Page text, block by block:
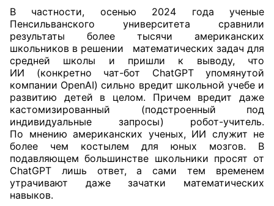
В частности, осенью 2024 года ученые
Пенсильванского университета сравнили
результаты более тысячи американских
школьников в решении
математических задач для
средней школы и пришли к выводу, что
ИИ (конкретно чат-бот ChatGPT упомянутой
компании OpenAI) сильно вредит школьной учебе и
развитию детей в целом. Причем вредит даже
кастомизированный (подстроенный под
индивидуальные запросы) робот-учитель.
По мнению американских ученых, ИИ служит не
более чем костылем для юных мозгов. В
подавляющем большинстве школьники просят от
ChatGPT лишь ответ, а сами тем временем
утрачивают даже зачатки математических
навыков.